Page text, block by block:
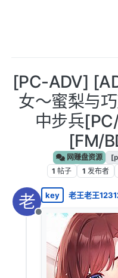
[PC-ADV]
女〜蜜梨与
中步兵
[FM/
网赚盘资源
1 帖子 1 发布者
老
离线
key 老王老王